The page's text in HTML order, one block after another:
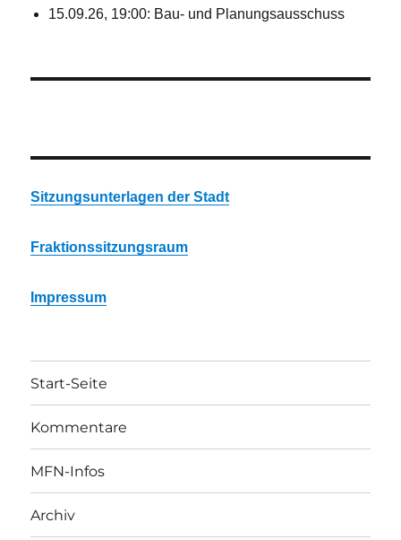
15.09.26, 19:00: Bau- und Planungsausschuss
Sitzungsunterlagen der Stadt
Fraktionssitzungsraum
Impressum
Start-Seite
Kommentare
MFN-Infos
Archiv